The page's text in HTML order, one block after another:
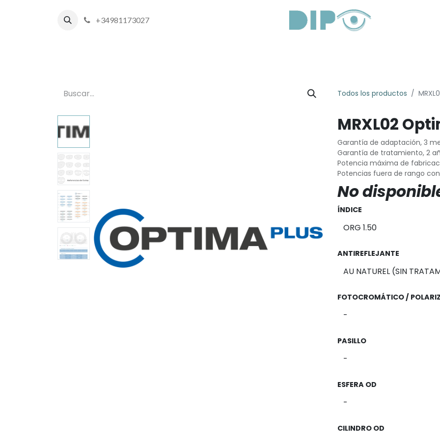
+34981173027
Todos los productos
MRXL02
Garantía de adaptación, 3
Garantía de tratamiento, 2
Potencia máxima de
Potencias fuera de rango
No
ÍNDICE
ANTIREFLEJANTE
FOTOCROMÁTICO /
PASILLO
ESFERA OD
CILINDRO OD